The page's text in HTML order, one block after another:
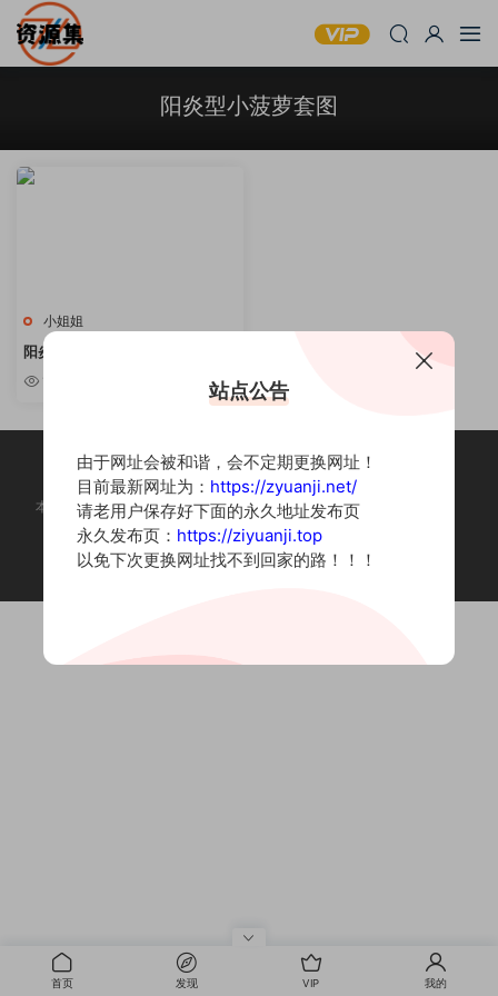
阳炎型小菠萝套图
小姐姐
阳炎型小菠萝 – COSPLAY写真套
图合集 [持续更新]
本站为摄影写真图片网站，内容来自网络收集整理，仅作个人学习使用。
如有违法内容请联系删除
Copyright © 2022 资源集
首页 发现 VIP 我的
站点公告
由于网址会被和谐，会不定期更换网址！
目前最新网址为： https://zyuanji.net/
请老用户保存好下面的永久地址发布页
永久发布页： https://ziyuanji.top
以免下次更换网址找不到回家的路！！！